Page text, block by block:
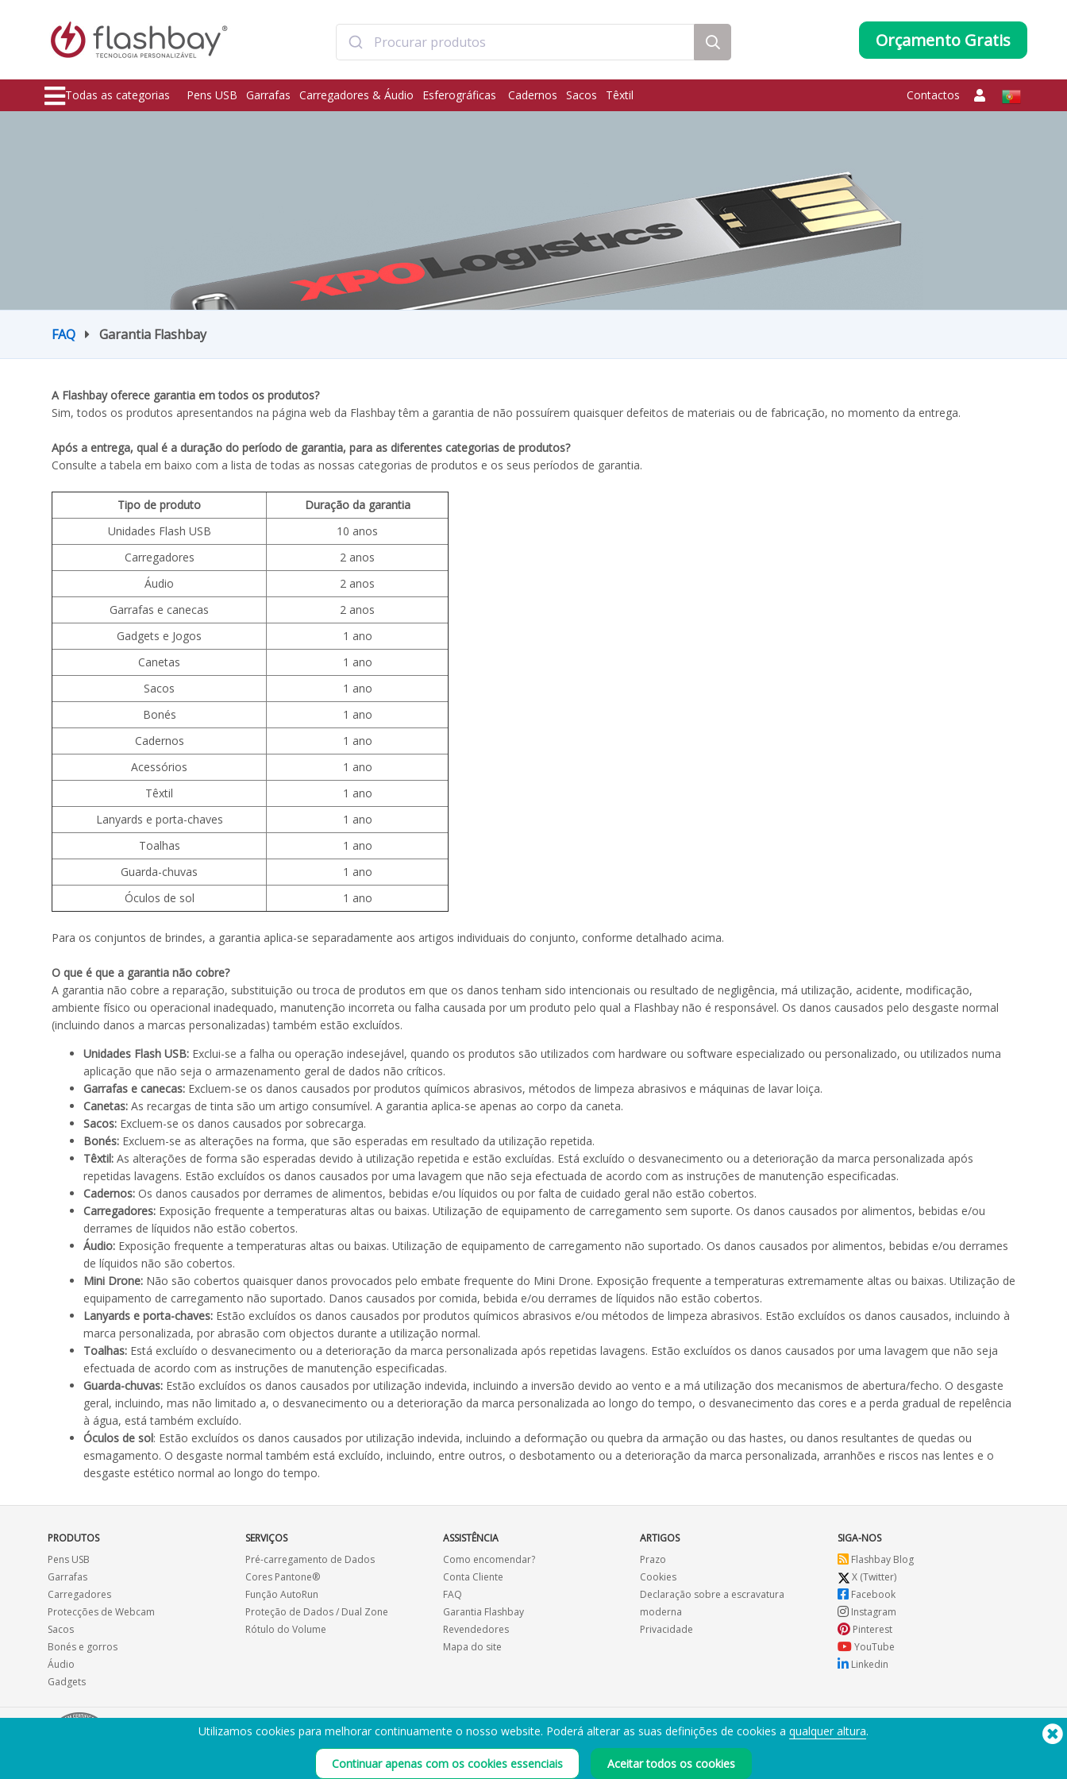
Orçamento Gratis
Todas as categorias Pens USB Garrafas Carregadores & Áudio Esferográficas Cadernos Sacos Têxtil Contactos
FAQ Garantia Flashbay
A Flashbay oferece garantia em todos os produtos?
Sim, todos os produtos apresentandos na página web da Flashbay têm a garantia de não possuírem quaisquer defeitos de materiais ou de fabricação, no momento da entrega.
Após a entrega, qual é a duração do período de garantia, para as diferentes categorias de produtos?
Consulte a tabela em baixo com a lista de todas as nossas categorias de produtos e os seus períodos de garantia.
Tipo de produto
Duração da garantia
Unidades Flash USB
10 anos
Carregadores
2 anos
Áudio
2 anos
Garrafas e canecas
2 anos
Gadgets e Jogos
1 ano
Canetas
1 ano
Sacos
1 ano
Bonés
1 ano
Cadernos
1 ano
Acessórios
1 ano
Têxtil
1 ano
Lanyards e porta-chaves
1 ano
Toalhas
1 ano
Guarda-chuvas
1 ano
Óculos de sol
1 ano
Para os conjuntos de brindes, a garantia aplica-se separadamente aos artigos individuais do conjunto, conforme detalhado acima.
O que é que a garantia não cobre?
A garantia não cobre a reparação, substituição ou troca de produtos em que os danos tenham sido intencionais ou resultado de negligência, má utilização, acidente, modificação,
ambiente físico ou operacional inadequado, manutenção incorreta ou falha causada por um produto pelo qual a Flashbay não é responsável. Os danos causados pelo desgaste normal
(incluindo danos a marcas personalizadas) também estão excluídos.
Unidades Flash USB: Exclui-se a falha ou operação indesejável, quando os produtos são utilizados com hardware ou software especializado ou personalizado, ou utilizados numa
aplicação que não seja o armazenamento geral de dados não críticos.
Garrafas e canecas: Excluem-se os danos causados por produtos químicos abrasivos, métodos de limpeza abrasivos e máquinas de lavar loiça.
Canetas: As recargas de tinta são um artigo consumível. A garantia aplica-se apenas ao corpo da caneta.
Sacos: Excluem-se os danos causados por sobrecarga.
Bonés: Excluem-se as alterações na forma, que são esperadas em resultado da utilização repetida.
Têxtil: As alterações de forma são esperadas devido à utilização repetida e estão excluídas. Está excluído o desvanecimento ou a deterioração da marca personalizada após
repetidas lavagens. Estão excluídos os danos causados por uma lavagem que não seja efectuada de acordo com as instruções de manutenção especificadas.
Cadernos: Os danos causados por derrames de alimentos, bebidas e/ou líquidos ou por falta de cuidado geral não estão cobertos.
Carregadores: Exposição frequente a temperaturas altas ou baixas. Utilização de equipamento de carregamento sem suporte. Os danos causados por alimentos, bebidas e/ou
derrames de líquidos não estão cobertos.
Áudio: Exposição frequente a temperaturas altas ou baixas. Utilização de equipamento de carregamento não suportado. Os danos causados por alimentos, bebidas e/ou derrames
de líquidos não são cobertos.
Mini Drone: Não são cobertos quaisquer danos provocados pelo embate frequente do Mini Drone. Exposição frequente a temperaturas extremamente altas ou baixas. Utilização de
equipamento de carregamento não suportado. Danos causados por comida, bebida e/ou derrames de líquidos não estão cobertos.
Lanyards e porta-chaves: Estão excluídos os danos causados por produtos químicos abrasivos e/ou métodos de limpeza abrasivos. Estão excluídos os danos causados, incluindo à
marca personalizada, por abrasão com objectos durante a utilização normal.
Toalhas: Está excluído o desvanecimento ou a deterioração da marca personalizada após repetidas lavagens. Estão excluídos os danos causados por uma lavagem que não seja
efectuada de acordo com as instruções de manutenção especificadas.
Guarda-chuvas: Estão excluídos os danos causados por utilização indevida, incluindo a inversão devido ao vento e a má utilização dos mecanismos de abertura/fecho. O desgaste
geral, incluindo, mas não limitado a, o desvanecimento ou a deterioração da marca personalizada ao longo do tempo, o desvanecimento das cores e a perda gradual de repelência
à água, está também excluído.
Óculos de sol: Estão excluídos os danos causados por utilização indevida, incluindo a deformação ou quebra da armação ou das hastes, ou danos resultantes de quedas ou
esmagamento. O desgaste normal também está excluído, incluindo, entre outros, o desbotamento ou a deterioração da marca personalizada, arranhões e riscos nas lentes e o
desgaste estético normal ao longo do tempo.
PRODUTOS
Pens USB
Garrafas
Carregadores
Protecções de Webcam
Sacos
Bonés e gorros
Áudio
Gadgets
SERVIÇOS
Pré-carregamento de Dados
Cores Pantone®
Função AutoRun
Proteção de Dados / Dual Zone
Rótulo do Volume
ASSISTÊNCIA
Como encomendar?
Conta Cliente
FAQ
Garantia Flashbay
Revendedores
Mapa do site
ARTIGOS
Prazo
Cookies
Declaração sobre a escravatura
moderna
Privacidade
SIGA-NOS
Flashbay Blog
X (Twitter)
Facebook
Instagram
Pinterest
YouTube
Linkedin
RECEBER CATÁLOGO POR E-MAIL
Precisa de ajuda? Telefone:
Utilizamos cookies para melhorar continuamente o nosso website. Poderá alterar as suas definições de cookies a qualquer altura.
Continuar apenas com os cookies essenciais Aceitar todos os cookies